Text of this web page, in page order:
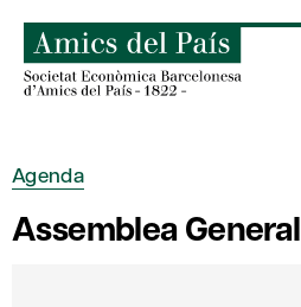
content
Agenda
Assemblea General